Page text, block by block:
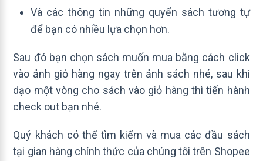
Và các thông tin những quyển sách tương tự
để bạn có nhiều lựa chọn hơn.
Sau đó bạn chọn sách muốn mua bằng cách click
vào ảnh giỏ hàng ngay trên ảnh sách nhé, sau khi
dạo một vòng cho sách vào giỏ hàng thì tiến hành
check out bạn nhé.
Quý khách có thể tìm kiếm và mua các đầu sách
tại gian hàng chính thức của chúng tôi trên Shopee